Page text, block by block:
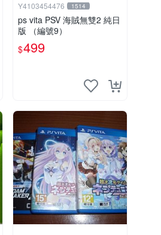
Y4103454476 1514
ps vita PSV 海賊無雙2 純日
版 （編號9）
$499